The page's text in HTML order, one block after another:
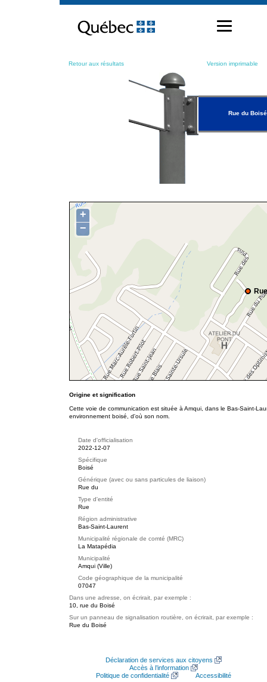
contenu
Retour aux résultats Version imprimable
Rue du Boisé
+
−
Origine et signification
Cette voie de communication est située à Amqui, dans le Bas-Saint-
environnement boisé, d'où son nom.
Date d'officialisation
2022-12-07
Spécifique
Boisé
Générique (avec ou sans particules de liaison)
Rue du
Type d'entité
Rue
Région administrative
Bas-Saint-Laurent
Municipalité régionale de comté (MRC)
La Matapédia
Municipalité
Amqui (Ville)
Code géographique de la municipalité
07047
Dans une adresse, on écrirait, par exemple :
10, rue du Boisé
Sur un panneau de signalisation routière, on écrirait, par exemple :
Rue du Boisé
Déclaration de services aux citoyens
Accès à l’information
Politique de confidentialité
Accessibilité